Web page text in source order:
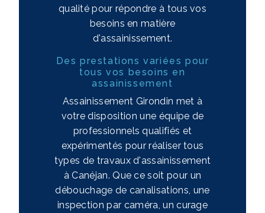
qualité pour répondre à tous vos
besoins en matière
d'assainissement.
Des prestations variées pour
tous vos besoins en
assainissement
Assainissement Girondin met à
votre disposition une équipe de
professionnels qualifiés et
expérimentés pour réaliser tous
types de travaux d'assainissement
à Canéjan. Que ce soit pour un
débouchage de canalisations, une
inspection par caméra, un curage